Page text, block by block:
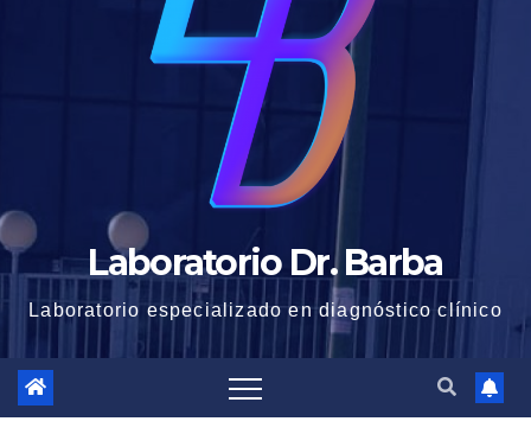
Laboratorio Dr. Barba
Laboratorio especializado en diagnóstico clínico